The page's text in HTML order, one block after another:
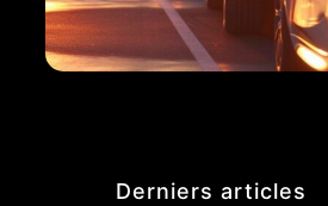
Derniers articles